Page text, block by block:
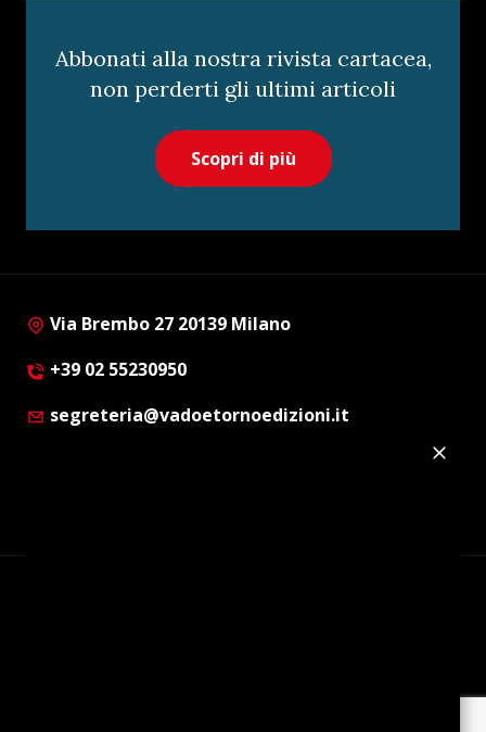
Abbonati alla nostra rivista cartacea,
non perderti gli ultimi articoli
Scopri di più
Via Brembo 27 20139 Milano
+39 02 55230950
segreteria@vadoetornoedizioni.it